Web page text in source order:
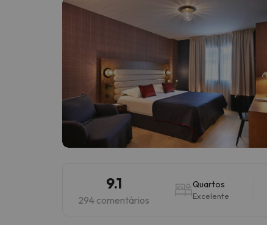
Bem, parece que o nosso Seeker perdeu
9.1
294 comentários
Quartos
Excelente